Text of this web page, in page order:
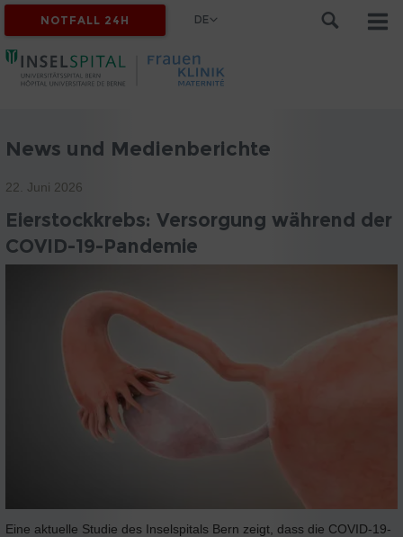
NOTFALL 24H DE
News und Medienberichte
22. Juni 2026
Eierstockkrebs: Versorgung während der
COVID-19-Pandemie
Eine aktuelle Studie des Inselspitals Bern zeigt, dass die COVID-19-